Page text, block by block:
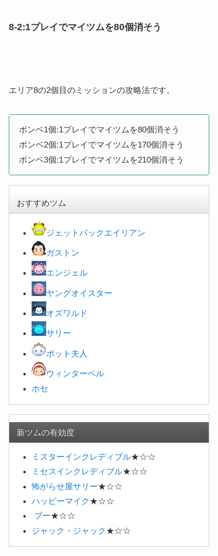
8-2:1プレイでマイツムを80個消そう
エリア8の2個目のミッションの攻略法です。
ボンベ1個:1プレイでマイツムを80個消そう
ボンベ2個:1プレイでマイツムを170個消そう
ボンベ3個:1プレイでマイツムを210個消そう
おすすめツム
ジェットパックエイリアン
ガストン
エンジェル
ヤングオイスター
オズワルド
サリー
ポット夫人
ウィンターベル
ホセ
新ツムの有効度
ミスターインクレディブル★☆☆
ミセスインクレディブル★☆☆
怖がらせ屋サリー★☆☆
ハッピーマイク ★☆☆
ブー★☆☆
ジャック・ジャック ★☆☆